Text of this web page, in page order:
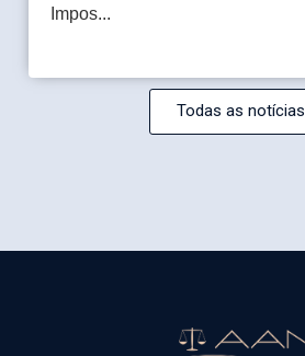
Impos...
Todas as notícias